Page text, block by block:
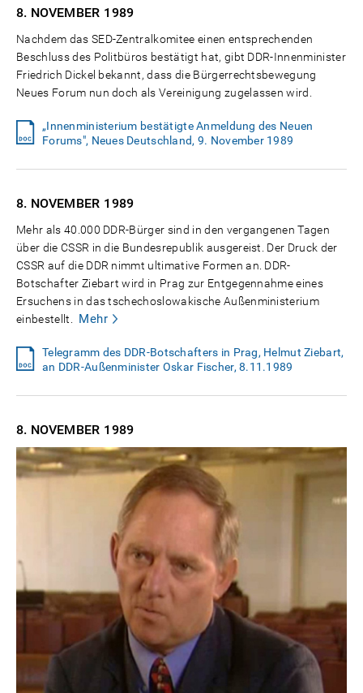
8. NOVEMBER 1989
Nachdem das SED-Zentralkomitee einen entsprechenden
Beschluss des Politbüros bestätigt hat, gibt DDR-Innenminister
Friedrich Dickel bekannt, dass die Bürgerrechtsbewegung
Neues Forum nun doch als Vereinigung zugelassen wird.
„Innenministerium bestätigte Anmeldung des Neuen
Forums", Neues Deutschland, 9. November 1989
8. NOVEMBER 1989
Mehr als 40.000 DDR-Bürger sind in den vergangenen Tagen
über die CSSR in die Bundesrepublik ausgereist. Der Druck der
CSSR auf die DDR nimmt ultimative Formen an. DDR-
Botschafter Ziebart wird in Prag zur Entgegennahme eines
Ersuchens in das tschechoslowakische Außenministerium
einbestellt.
Mehr
Telegramm des DDR-Botschafters in Prag, Helmut Ziebart,
an DDR-Außenminister Oskar Fischer, 8.11.1989
8. NOVEMBER 1989